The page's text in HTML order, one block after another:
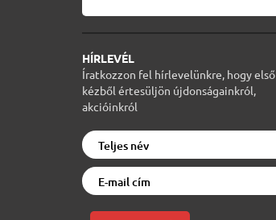
HÍRLEVÉL
Íratkozzon fel hírlevelünkre, hogy első
kézből értesüljön újdonságainkról,
akcióinkról